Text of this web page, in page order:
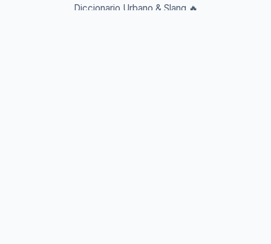
Diccionario Urbano & Slang 🔥